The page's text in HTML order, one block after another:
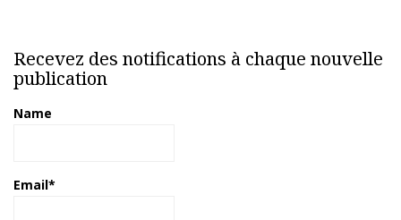
Recevez des notifications à chaque nouvelle
publication
Name
Email*